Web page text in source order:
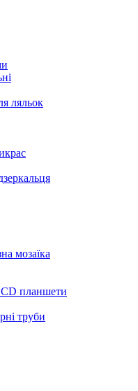
ляльок
мозаїка
планшети
труби